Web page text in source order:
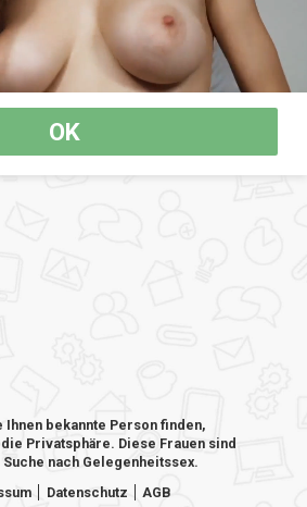
OK
Datenschutz AGB
Ihnen bekannte Person finden,
Privatsphäre. Diese Frauen sind
Suche nach Gelegenheitssex.